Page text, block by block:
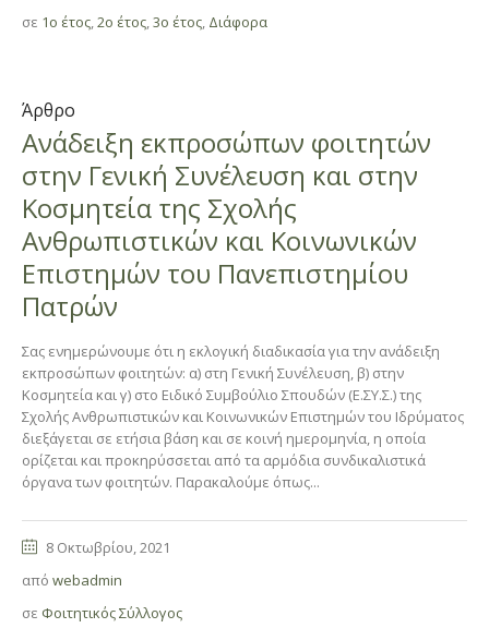
σε 1ο έτος,2ο έτος,3ο έτος, Διάφορα
Άρθρο
Ανάδειξη εκπροσώπων φοιτητών
στην Γενική Συνέλευση και στην
Κοσμητεία της Σχολής
Ανθρωπιστικών και Κοινωνικών
Επιστημών του Πανεπιστημίου
Πατρών
Σας ενημερώνουμε ότι η εκλογική διαδικασία για την ανάδειξη
εκπροσώπων φοιτητών: α) στη Γενική Συνέλευση, β) στην
Κοσμητεία και γ) στο Ειδικό Συμβούλιο Σπουδών (Ε.ΣΥ.Σ.) της
Σχολής Ανθρωπιστικών και Κοινωνικών Επιστημών του Ιδρύματος
διεξάγεται σε ετήσια βάση και σε κοινή ημερομηνία, η οποία
ορίζεται και προκηρύσσεται από τα αρμόδια συνδικαλιστικά
όργανα των φοιτητών. Παρακαλούμε όπως...
8 Οκτωβρίου, 2021
από webadmin
σε Φοιτητικός Σύλλογος